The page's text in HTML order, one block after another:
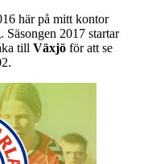
här på mitt kontor
Säsongen 2017 startar
till Växjö för att se